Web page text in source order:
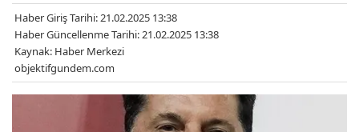
Haber Giriş Tarihi: 21.02.2025 13:38
Haber Güncellenme Tarihi: 21.02.2025 13:38
Kaynak: Haber Merkezi
objektifgundem.com